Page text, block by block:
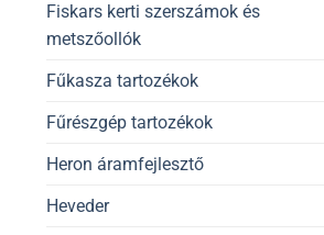
Fiskars kerti szerszámok és
metszőollók
Fűkasza tartozékok
Fűrészgép tartozékok
Heron áramfejlesztő
Heveder